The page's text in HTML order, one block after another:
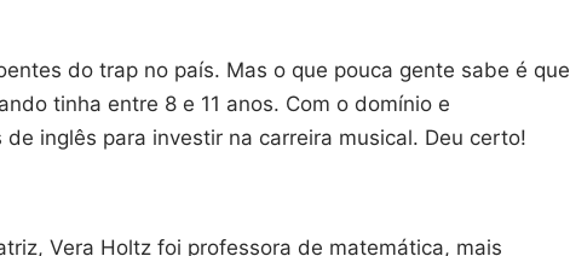
do trap no país. Mas o que pouca gente sabe é que
tinha entre 8 e 11 anos. Com o domínio e
inglês para investir na carreira musical. Deu certo!
Vera Holtz foi professora de matemática, mais